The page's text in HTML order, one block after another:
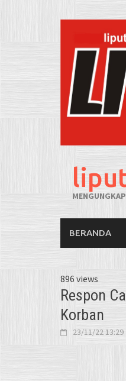
BERANDA
896 views
Respon
Korban
23/11/22 13:29